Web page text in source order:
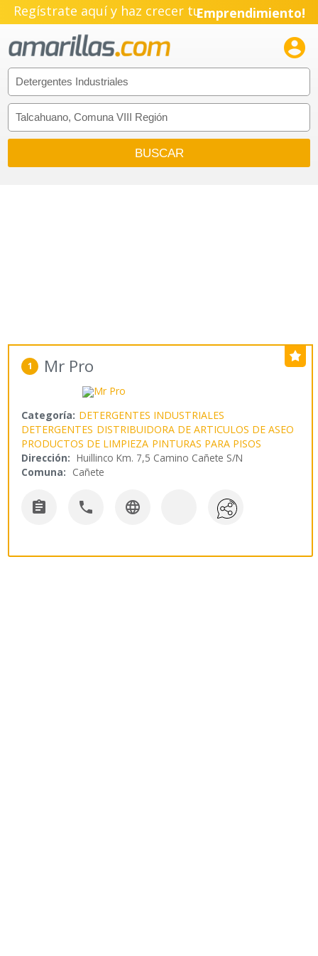
Regístrate aquí y haz crecer tuEmprendimiento!

1 Mr Pro
Categoría: DETERGENTES INDUSTRIALES
DETERGENTES DISTRIBUIDORA DE ARTICULOS DE ASEO
PRODUCTOS DE LIMPIEZA PINTURAS PARA PISOS
Dirección: Huillinco Km. 7,5 Camino Cañete S/N
Comuna: Cañete
  